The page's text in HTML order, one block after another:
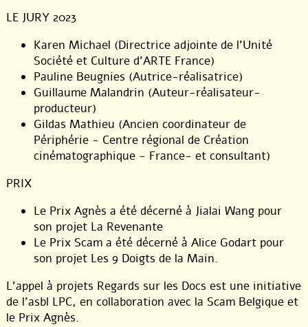
LE JURY 2023
Karen Michael (Directrice adjointe de l’Unité
Société et Culture d’ARTE France)
Pauline Beugnies (Autrice-réalisatrice)
Guillaume Malandrin (Auteur-réalisateur-
producteur)
Gildas Mathieu (Ancien coordinateur de
Périphérie - Centre régional de Création
cinématographique - France- et consultant)
PRIX
Le Prix Agnès a été décerné à Jialai Wang pour
son projet La Revenante
Le Prix Scam a été décerné à Alice Godart pour
son projet Les 9 Doigts de la Main.
L’appel à projets Regards sur les Docs est une initiative
de l’asbl LPC, en collaboration avec la Scam Belgique et
le Prix Agnès.